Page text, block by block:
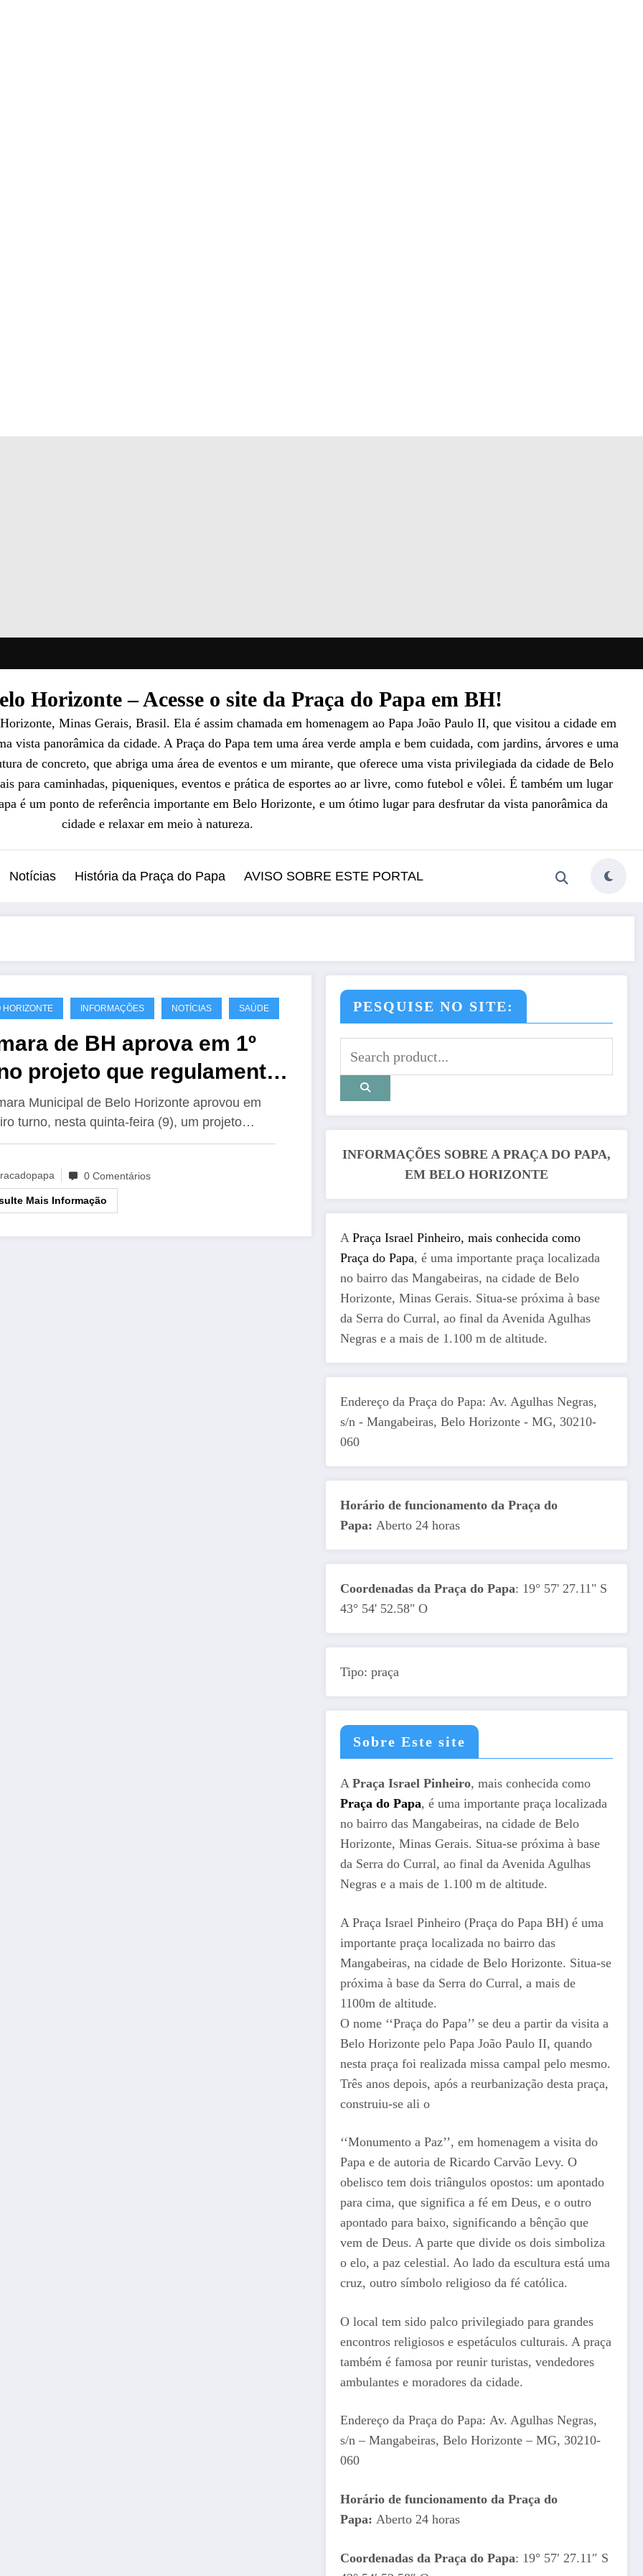
Horizonte – Acesse o site da Praça do Papa em BH!
Minas Gerais, Brasil. Ela é assim chamada em homenagem ao Papa João Paulo II, que visitou a cidade em
vista panorâmica da cidade. A Praça do Papa tem uma área verde ampla e bem cuidada, com jardins, árvores e uma
de concreto, que abriga uma área de eventos e um mirante, que oferece uma vista privilegiada da cidade de Belo
para caminhadas, piqueniques, eventos e prática de esportes ao ar livre, como futebol e vôlei. É também um lugar
é um ponto de referência importante em Belo Horizonte, e um ótimo lugar para desfrutar da vista panorâmica da
cidade e relaxar em meio à natureza.
Notícias História da Praça do Papa AVISO SOBRE ESTE PORTAL
HORIZONTE INFORMAÇÕES NOTÍCIAS SAÚDE
de BH aprova em 1º
projeto que regulamenta
compulsória de
químicos
Municipal de Belo Horizonte aprovou em
turno, nesta quinta-feira (9), um projeto…
0 Comentários
Mais Informação
PESQUISE NO SITE:
INFORMAÇÕES SOBRE A PRAÇA DO PAPA,
EM BELO HORIZONTE
APraça Israel Pinheiro, mais conhecida como
Praça do Papa, é uma importante praça localizada
no bairro das Mangabeiras, na cidade de Belo
Horizonte, Minas Gerais. Situa-se próxima à base
da Serra do Curral, ao final da Avenida Agulhas
Negras e a mais de 1.100 m de altitude.
Endereço da Praça do Papa: Av. Agulhas Negras,
s/n - Mangabeiras, Belo Horizonte - MG, 30210-
060
Horário de funcionamento da Praça do
Papa: Aberto 24 horas
Coordenadas da Praça do Papa: 19° 57' 27.11" S
43° 54' 52.58" O
Tipo: praça
Sobre Este site
APraça Israel Pinheiro, mais conhecida como
Praça do Papa, é uma importante praça localizada
no bairro das Mangabeiras, na cidade de Belo
Horizonte, Minas Gerais. Situa-se próxima à base
da Serra do Curral, ao final da Avenida Agulhas
Negras e a mais de 1.100 m de altitude.
A Praça Israel Pinheiro (Praça do Papa BH) é uma
importante praça localizada no bairro das
Mangabeiras, na cidade de Belo Horizonte. Situa-se
próxima à base da Serra do Curral, a mais de
1100m de altitude.
O nome ‘‘Praça do Papa’’ se deu a partir da visita a
Belo Horizonte pelo Papa João Paulo II, quando
nesta praça foi realizada missa campal pelo mesmo.
Três anos depois, após a reurbanização desta praça,
construiu-se ali o
‘‘Monumento a Paz’’, em homenagem a visita do
Papa e de autoria de Ricardo Carvão Levy. O
obelisco tem dois triângulos opostos: um apontado
para cima, que significa a fé em Deus, e o outro
apontado para baixo, significando a bênção que
vem de Deus. A parte que divide os dois simboliza
o elo, a paz celestial. Ao lado da escultura está uma
cruz, outro símbolo religioso da fé católica.
O local tem sido palco privilegiado para grandes
encontros religiosos e espetáculos culturais. A praça
também é famosa por reunir turistas, vendedores
ambulantes e moradores da cidade.
Endereço da Praça do Papa: Av. Agulhas Negras,
s/n – Mangabeiras, Belo Horizonte – MG, 30210-
060
Horário de funcionamento da Praça do
Papa: Aberto 24 horas
Coordenadas da Praça do Papa: 19° 57′ 27.11″ S